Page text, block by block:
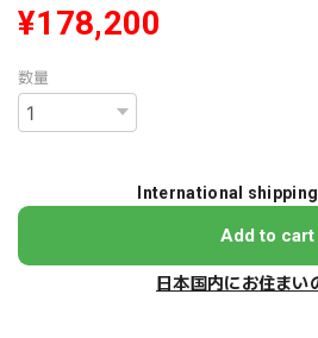
¥178,200
数量
International
Add to cart
日本国内にお住まい